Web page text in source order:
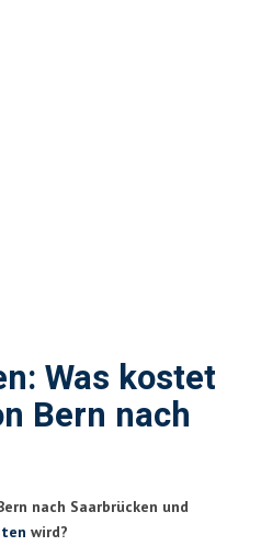
Was kostet
Bern nach
nach Saarbrücken und
wird?